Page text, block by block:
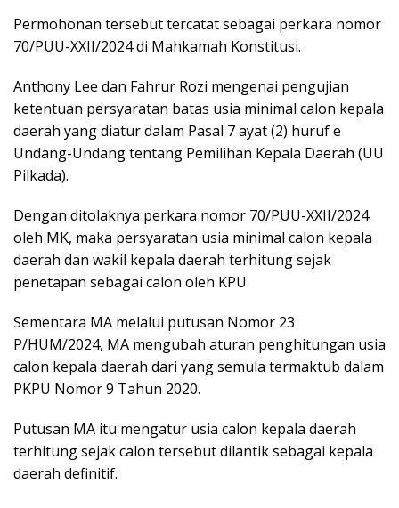
Permohonan tersebut tercatat sebagai perkara nomor
70/PUU-XXII/2024 di Mahkamah Konstitusi.
Anthony Lee dan Fahrur Rozi mengenai pengujian
ketentuan persyaratan batas usia minimal calon kepala
daerah yang diatur dalam Pasal 7 ayat (2) huruf e
Undang-Undang tentang Pemilihan Kepala Daerah (UU
Pilkada).
Dengan ditolaknya perkara nomor 70/PUU-XXII/2024
oleh MK, maka persyaratan usia minimal calon kepala
daerah dan wakil kepala daerah terhitung sejak
penetapan sebagai calon oleh KPU.
Sementara MA melalui putusan Nomor 23
P/HUM/2024, MA mengubah aturan penghitungan usia
calon kepala daerah dari yang semula termaktub dalam
PKPU Nomor 9 Tahun 2020.
Putusan MA itu mengatur usia calon kepala daerah
terhitung sejak calon tersebut dilantik sebagai kepala
daerah definitif.